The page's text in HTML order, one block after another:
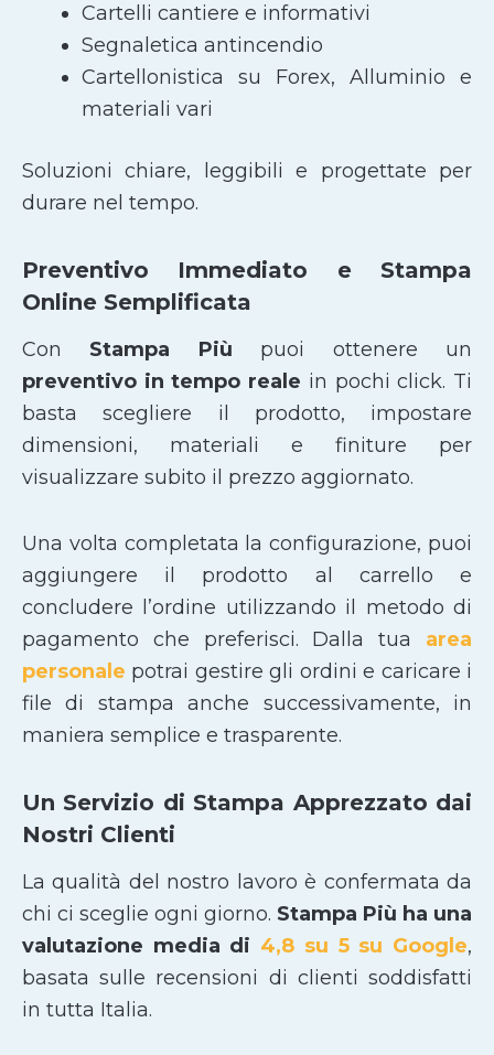
Cartelli cantiere e informativi
Segnaletica antincendio
Cartellonistica su Forex, Alluminio e
materiali vari
Soluzioni chiare, leggibili e progettate per
durare nel tempo.
Preventivo Immediato e Stampa
Online Semplificata
Con Stampa Più puoi ottenere un
preventivo in tempo reale in pochi click. Ti
basta scegliere il prodotto, impostare
dimensioni, materiali e finiture per
visualizzare subito il prezzo aggiornato.
Una volta completata la configurazione, puoi
aggiungere il prodotto al carrello e
concludere l’ordine utilizzando il metodo di
pagamento che preferisci. Dalla tua area
personale potrai gestire gli ordini e caricare i
file di stampa anche successivamente, in
maniera semplice e trasparente.
Un Servizio di Stampa Apprezzato dai
Nostri Clienti
La qualità del nostro lavoro è confermata da
chi ci sceglie ogni giorno. Stampa Più ha una
valutazione media di 4,8 su 5 su Google,
basata sulle recensioni di clienti soddisfatti
in tutta Italia.